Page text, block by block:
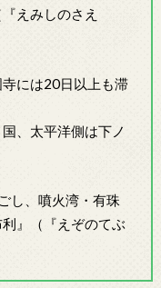
えみしのさえ
には20日以上も滞
、太平洋側は下ノ
し、噴火湾・有珠
』（『えぞのてぶ